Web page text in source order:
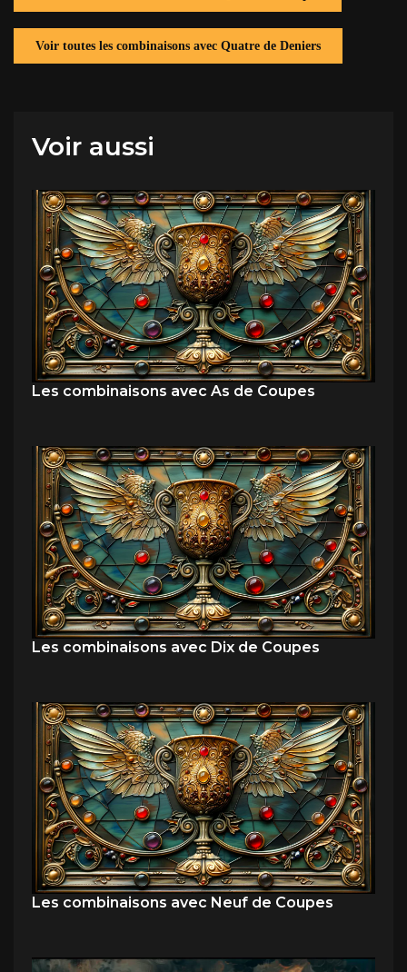
Voir toutes les combinaisons avec Quatre de Deniers
Voir aussi
Les combinaisons avec As de Coupes
Les combinaisons avec Dix de Coupes
Les combinaisons avec Neuf de Coupes